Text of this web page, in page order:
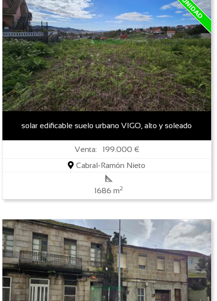
solar edificable suelo urbano VIGO, alto y soleado
Venta: 199.000 €
Cabral-Ramón Nieto
1686 m2